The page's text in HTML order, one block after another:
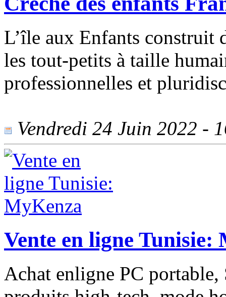
L’île aux Enfants construit
les tout-petits à taille
professionnelles et
Vendredi 24 Juin 2022 -
Vente en ligne Tunisie:
Achat enligne PC portable,